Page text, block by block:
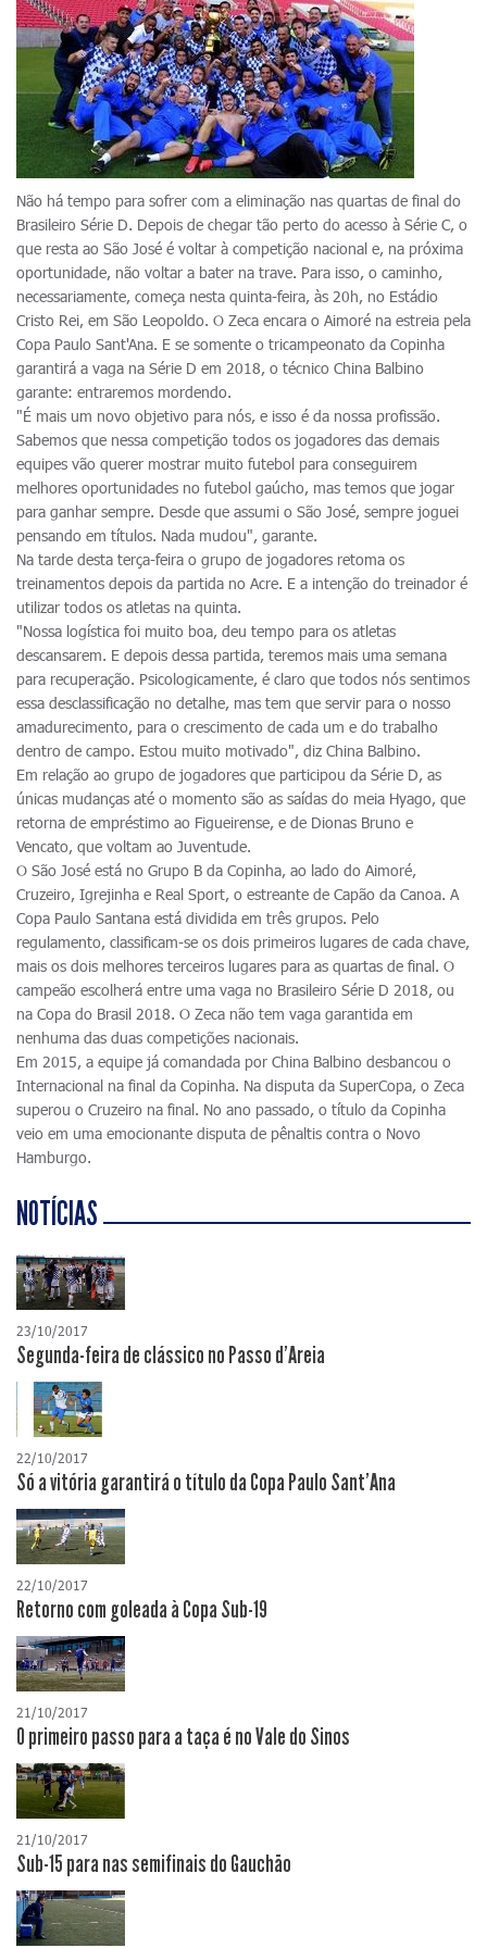
Não há tempo para sofrer com a eliminação nas quartas de final do
Brasileiro Série D. Depois de chegar tão perto do acesso à Série C, o
que resta ao São José é voltar à competição nacional e, na próxima
oportunidade, não voltar a bater na trave. Para isso, o caminho,
necessariamente, começa nesta quinta-feira, às 20h, no Estádio
Cristo Rei, em São Leopoldo. O Zeca encara o Aimoré na estreia pela
Copa Paulo Sant'Ana. E se somente o tricampeonato da Copinha
garantirá a vaga na Série D em 2018, o técnico China Balbino
garante: entraremos mordendo.
"É mais um novo objetivo para nós, e isso é da nossa profissão.
Sabemos que nessa competição todos os jogadores das demais
equipes vão querer mostrar muito futebol para conseguirem
melhores oportunidades no futebol gaúcho, mas temos que jogar
para ganhar sempre. Desde que assumi o São José, sempre joguei
pensando em títulos. Nada mudou", garante.
Na tarde desta terça-feira o grupo de jogadores retoma os
treinamentos depois da partida no Acre. E a intenção do treinador é
utilizar todos os atletas na quinta.
"Nossa logística foi muito boa, deu tempo para os atletas
descansarem. E depois dessa partida, teremos mais uma semana
para recuperação. Psicologicamente, é claro que todos nós sentimos
essa desclassificação no detalhe, mas tem que servir para o nosso
amadurecimento, para o crescimento de cada um e do trabalho
dentro de campo. Estou muito motivado", diz China Balbino.
Em relação ao grupo de jogadores que participou da Série D, as
únicas mudanças até o momento são as saídas do meia Hyago, que
retorna de empréstimo ao Figueirense, e de Dionas Bruno e
Vencato, que voltam ao Juventude.
O São José está no Grupo B da Copinha, ao lado do Aimoré,
Cruzeiro, Igrejinha e Real Sport, o estreante de Capão da Canoa. A
Copa Paulo Santana está dividida em três grupos. Pelo
regulamento, classificam-se os dois primeiros lugares de cada chave,
mais os dois melhores terceiros lugares para as quartas de final. O
campeão escolherá entre uma vaga no Brasileiro Série D 2018, ou
na Copa do Brasil 2018. O Zeca não tem vaga garantida em
nenhuma das duas competições nacionais.
Em 2015, a equipe já comandada por China Balbino desbancou o
Internacional na final da Copinha. Na disputa da SuperCopa, o Zeca
superou o Cruzeiro na final. No ano passado, o título da Copinha
veio em uma emocionante disputa de pênaltis contra o Novo
Hamburgo.
NOTÍCIAS
23/10/2017
Segunda-feira de clássico no Passo d'Areia
22/10/2017
Só a vitória garantirá o título da Copa Paulo Sant'Ana
22/10/2017
Retorno com goleada à Copa Sub-19
21/10/2017
O primeiro passo para a taça é no Vale do Sinos
21/10/2017
Sub-15 para nas semifinais do Gauchão